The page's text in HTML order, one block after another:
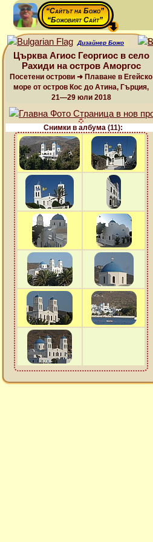
“Сайтът на Божо”
“Божовият Сайт”
Дизайнер Божо
Църква Агиос Георгиос в село
Рахиди на остров Аморгос
Посетени острови ➜ Плаване в Егейско
море от остров Кос до Атина, Гърция,
21—29 юли 2018
Снимки в албума (11):